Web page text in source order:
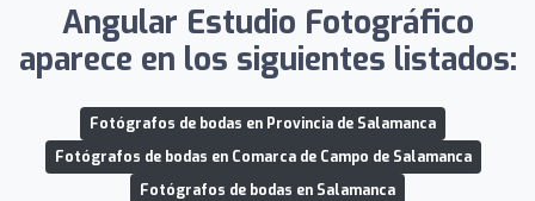
Angular Estudio Fotográfico
aparece en los siguientes listados:
Fotógrafos de bodas en Provincia de Salamanca
Fotógrafos de bodas en Comarca de Campo de Salamanca
Fotógrafos de bodas en Salamanca